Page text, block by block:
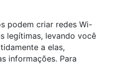
podem criar redes Wi-
legítimas, levando você
a elas,
informações. Para